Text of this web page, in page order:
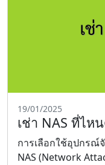
19/01/2025
เช่า NAS ที่ไห
การเลือกใช้อุปกรณ์
NAS (Network